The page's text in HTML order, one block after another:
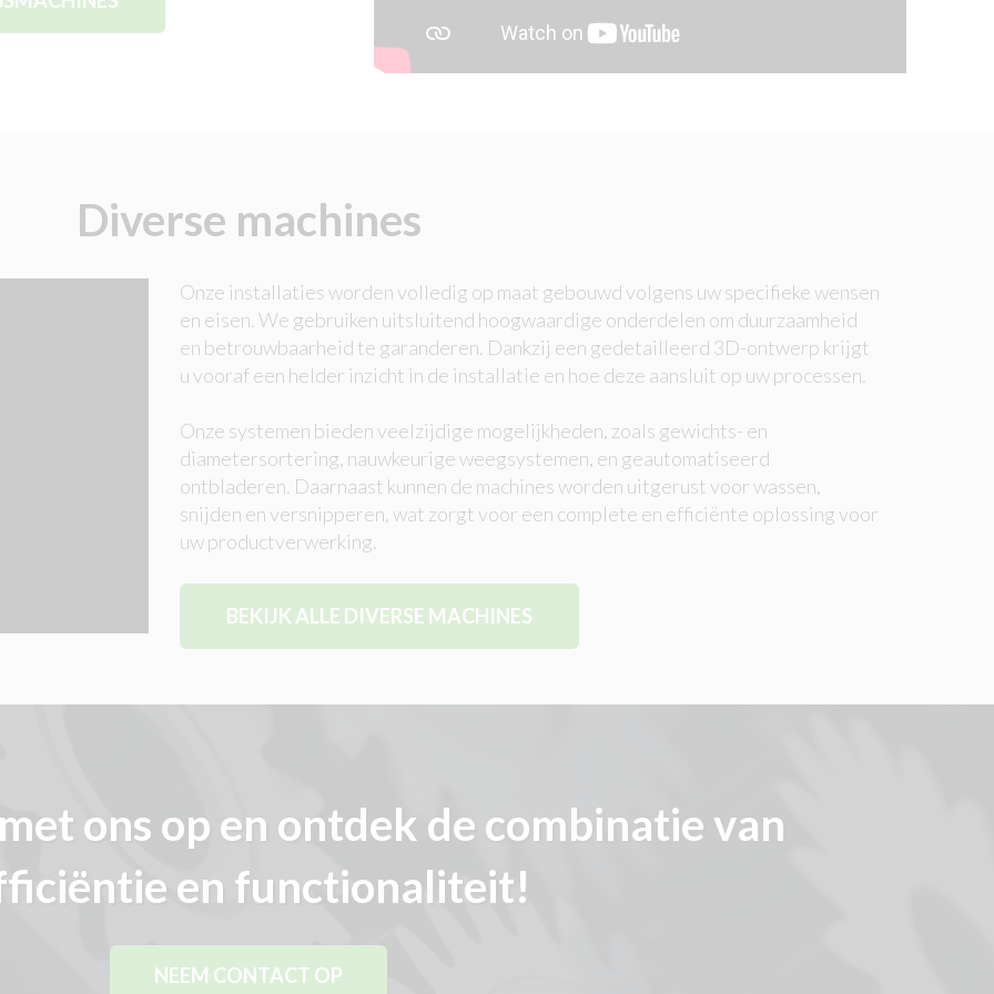
Diverse machines
Onze installaties worden volledig op maat gebouwd volgens uw specifieke wensen
en eisen. We gebruiken uitsluitend hoogwaardige onderdelen om duurzaamheid
en betrouwbaarheid te garanderen. Dankzij een gedetailleerd 3D-ontwerp krijgt
u vooraf een helder inzicht in de installatie en hoe deze aansluit op uw processen.
Onze systemen bieden veelzijdige mogelijkheden, zoals gewichts- en
diametersortering, nauwkeurige weegsystemen, en geautomatiseerd
ontbladeren. Daarnaast kunnen de machines worden uitgerust voor wassen,
snijden en versnipperen, wat zorgt voor een complete en efficiënte oplossing voor
uw productverwerking.
BEKIJK ALLE DIVERSE MACHINES
ons op en ontdek de combinatie van
en functionaliteit!
NEEM CONTACT OP